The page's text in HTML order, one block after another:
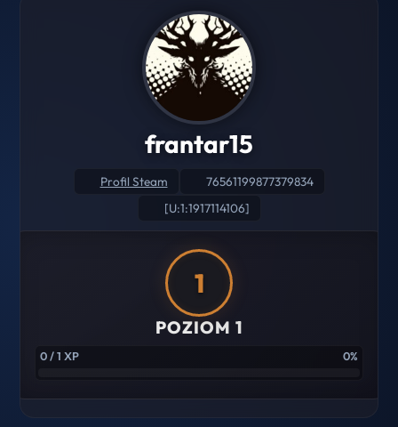
frantar15
Profil Steam
76561199877379834
[U:1:1917114106]
1
POZIOM 1
0 / 1 XP 0%